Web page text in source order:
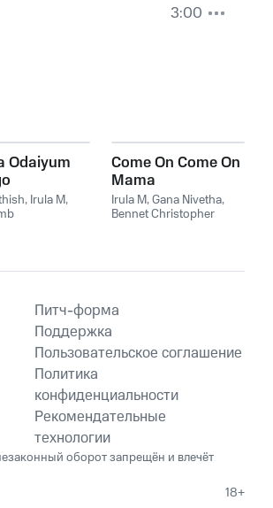
3:00
Odaiyum
, Irula M,
Come On Come On
Mama
Irula M,Gana Nivetha,
Bennet Christopher
Питч-форма
Поддержка
Пользовательское соглашение
Политика
конфиденциальности
Рекомендательные
технологии
оборот запрещён и влечёт
18+